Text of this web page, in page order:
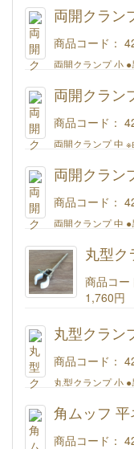
両開クラン
商品コード：
両開クランプ 小 ●
両開クラン
商品コード：
両開クランプ 中 ※
両開クラン
商品コード：
両開クランプ 中 ●
丸型ク
商品コ
1,760円
丸型クラン
商品コード：
丸型クランプ 小 ●
角ムッフ
商品コード：